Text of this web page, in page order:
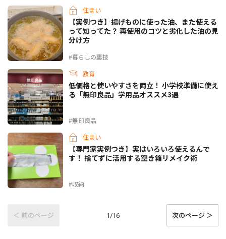
住まい
#暮らしの裏技
【実例つき】揚げものに使った油、また使える
って知ってた？ 再使用のコツと劣化した油の見
分け方
教育
#無印良品
低価格と使いやすさを両立！ 小学校準備に使え
る「無印良品」学用品オススメ3選
住まい
#収納
【専門家実例つき】実はいろいろ使えるんで
す！ 捨てずに活用する空き箱リメイク術
＜ 前のページ 1/16 次のページ ＞